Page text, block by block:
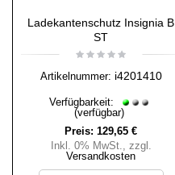
Ladekantenschutz Insignia B
ST
Artikelnummer: i4201410
Verfügbarkeit:
(verfügbar)
Preis: 129,65 €
Inkl. 0% MwSt., zzgl.
Versandkosten